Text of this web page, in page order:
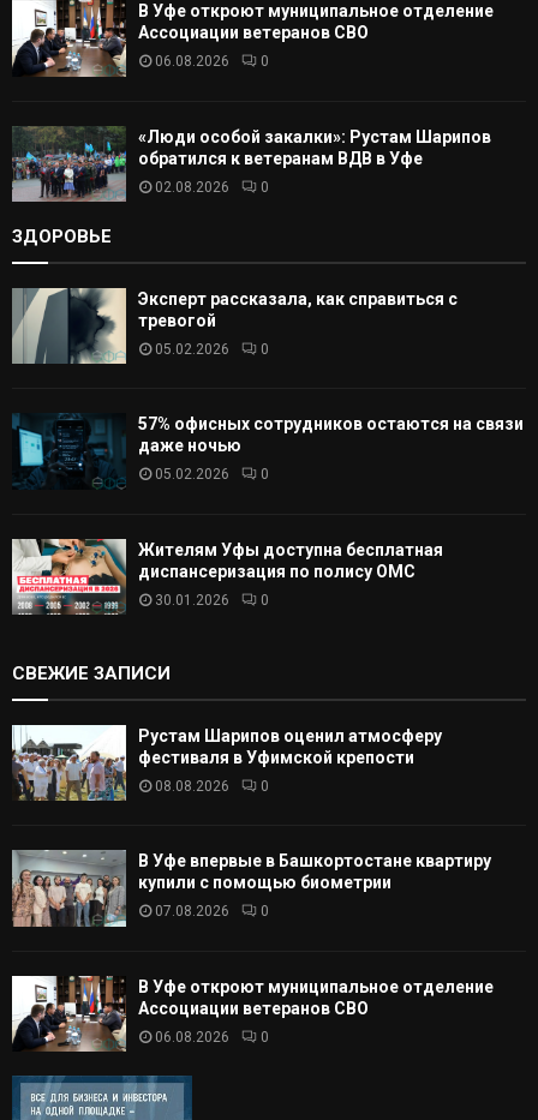
В Уфе откроют муниципальное отделение
Ассоциации ветеранов СВО
06.08.2026 0
«Люди особой закалки»: Рустам Шарипов
обратился к ветеранам ВДВ в Уфе
02.08.2026 0
ЗДОРОВЬЕ
Эксперт рассказала, как справиться с
тревогой
05.02.2026 0
57% офисных сотрудников остаются на связи
даже ночью
05.02.2026 0
Жителям Уфы доступна бесплатная
диспансеризация по полису ОМС
30.01.2026 0
СВЕЖИЕ ЗАПИСИ
Рустам Шарипов оценил атмосферу
фестиваля в Уфимской крепости
08.08.2026 0
В Уфе впервые в Башкортостане квартиру
купили с помощью биометрии
07.08.2026 0
В Уфе откроют муниципальное отделение
Ассоциации ветеранов СВО
06.08.2026 0